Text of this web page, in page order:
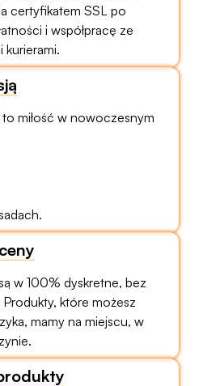
certyfikatem SSL po
i współpracę ze
kurierami.
miłość w nowoczesnym
w 100% dyskretne, bez
które możesz
mamy na miejscu, w